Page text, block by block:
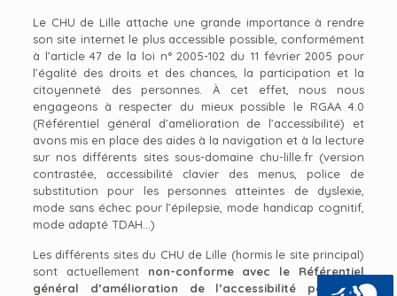
Le CHU de Lille attache une grande importance à rendre
son site internet le plus accessible possible, conformément
à l’article 47 de la loi n° 2005-102 du 11 février 2005 pour
l’égalité des droits et des chances, la participation et la
citoyenneté des personnes. À cet effet, nous nous
engageons à respecter du mieux possible le RGAA 4.0
(Référentiel général d’amélioration de l’accessibilité) et
avons mis en place des aides à la navigation et à la lecture
sur nos différents sites sous-domaine chu-lille.fr (version
contrastée, accessibilité clavier des menus, police de
substitution pour les personnes atteintes de dyslexie,
mode sans échec pour l’épilepsie, mode handicap cognitif,
mode adapté TDAH…)
Les différents sites du CHU de Lille (hormis le site principal)
sont actuellement non-conforme avec le Référentiel
général d’amélioration de l’accessibilité pour les